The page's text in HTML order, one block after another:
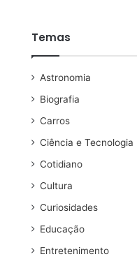
Temas
Astronomia
Biografia
Carros
Ciência e Tecnologia
Cotidiano
Cultura
Curiosidades
Educação
Entretenimento